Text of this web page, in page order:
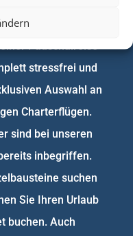
an Hotel- und
Pauschalreise
stressfrei und
Auswahl an
Charterflügen.
sind bei unseren
inbegriffen.
suchen
Sie Ihren Urlaub
buchen. Auch